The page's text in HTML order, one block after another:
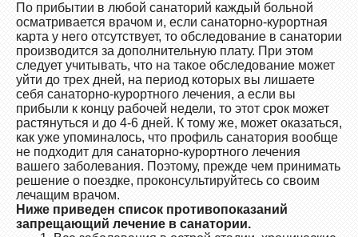
По прибытии в любой санаторий каждый больной
осматривается врачом и, если санаторно-курортная
карта у него отсутствует, то обследование в санатории
производится за дополнительную плату. При этом
следует учитывать, что на такое обследование может
уйти до трех дней, на период которых вы лишаете
себя санаторно-курортного лечения, а если вы
прибыли к концу рабочей недели, то этот срок может
растянуться и до 4-6 дней. К тому же, может оказаться,
как уже упоминалось, что профиль санатория вообще
не подходит для санаторно-курортного лечения
вашего заболевания. Поэтому, прежде чем принимать
решение о поездке, проконсультируйтесь со своим
лечащим врачом.
Ниже приведен список противопоказаний
запрещающий лечение в санатории.